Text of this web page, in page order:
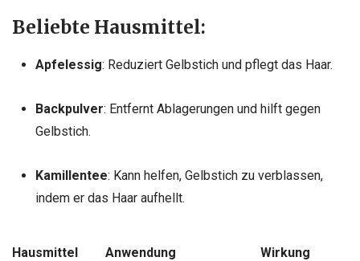
Beliebte Hausmittel:
Apfelessig: Reduziert Gelbstich und pflegt das Haar.
Backpulver: Entfernt Ablagerungen und hilft gegen
Gelbstich.
Kamillentee: Kann helfen, Gelbstich zu verblassen,
indem er das Haar aufhellt.
Hausmittel Anwendung Wirkung